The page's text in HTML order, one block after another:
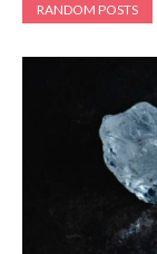
RANDOM POSTS